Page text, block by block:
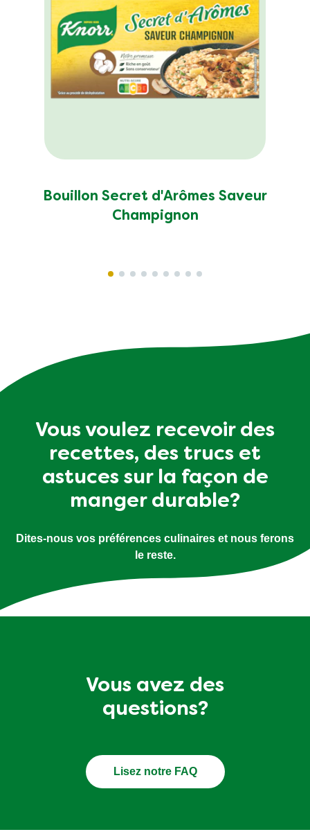
Bouillon Secret d'Arômes Saveur
Champignon
Vous voulez recevoir des
recettes, des trucs et
astuces sur la façon de
manger durable?
Dites-nous vos préférences culinaires et nous ferons
le reste.
Vous avez des
questions?
Lisez notre FAQ